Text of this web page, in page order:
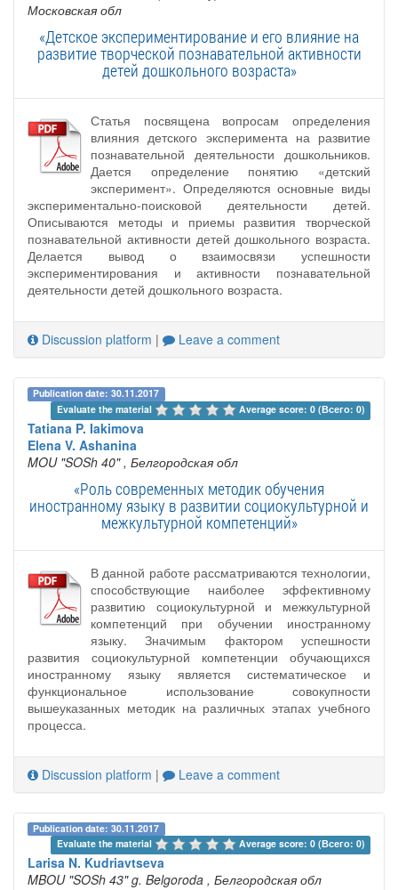
Московская обл
«Детское экспериментирование и его влияние на
развитие творческой познавательной активности
детей дошкольного возраста»
Статья посвящена вопросам определения
влияния детского эксперимента на развитие
познавательной деятельности дошкольников.
Дается определение понятию «детский
эксперимент». Определяются основные виды
экспериментально-поисковой деятельности детей.
Описываются методы и приемы развития творческой
познавательной активности детей дошкольного возраста.
Делается вывод о взаимосвязи успешности
экспериментирования и активности познавательной
деятельности детей дошкольного возраста.
Discussion platform | Leave a comment
Publication date: 30.11.2017
Evaluate the material
Average score: 0 (Всего: 0)
Tatiana P. Iakimova
Elena V. Ashanina
MOU "SOSh 40" , Белгородская обл
«Роль современных методик обучения
иностранному языку в развитии социокультурной и
межкультурной компетенций»
В данной работе рассматриваются технологии,
способствующие наиболее эффективному
развитию социокультурной и межкультурной
компетенций при обучении иностранному
языку. Значимым фактором успешности
развития социокультурной компетенции обучающихся
иностранному языку является систематическое и
функциональное использование совокупности
вышеуказанных методик на различных этапах учебного
процесса.
Discussion platform | Leave a comment
Publication date: 30.11.2017
Evaluate the material
Average score: 0 (Всего: 0)
Larisa N. Kudriavtseva
MBOU "SOSh 43" g. Belgoroda , Белгородская обл